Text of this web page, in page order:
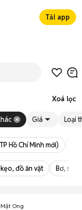
Tải app
Xoá lọc
Giá Loại
Hồ Chí Minh mới)
đồ ăn vặt Bơ,
Mật Ong